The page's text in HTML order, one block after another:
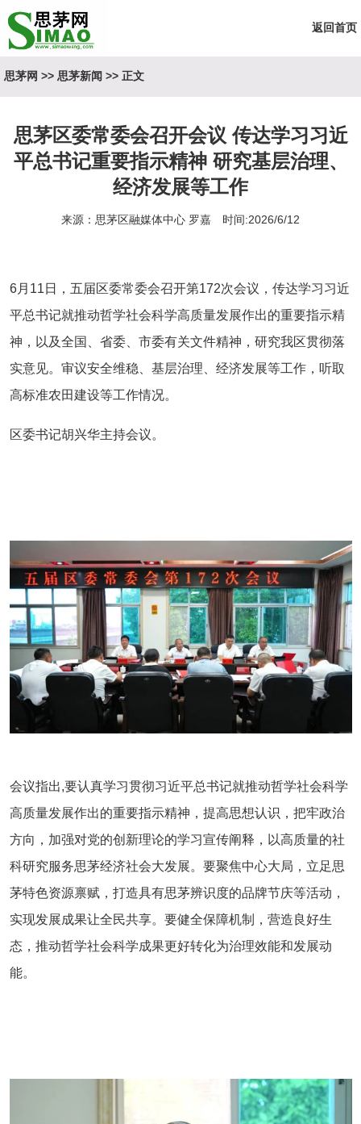
返回首页
思茅网 >> 思茅新闻 >> 正文
思茅区委常委会召开会议 传达学习习近
平总书记重要指示精神 研究基层治理、
经济发展等工作
来源：思茅区融媒体中心 罗嘉 时间:2026/6/12
6月 11 日，五届区委常委会召开第172次会议，传达学习习近
平总书记就推动哲学社会科学高质量发展作出的重要指示精
神，以及全国、省委、市委有关文件精神，研究我区贯彻落
实意见。审议安全维稳、基层治理、经济发展等工作，听取
高标准农田建设等工作情况。
区委书记胡兴华主持会议。
会议指出,要认真学习贯彻习近平总书记就推动哲学社会科学
高质量发展作出的重要指示精神，提高思想认识，把牢政治
方向，加强对党的创新理论的学习宣传阐释，以高质量的社
科研究服务思茅经济社会大发展。要聚焦中心大局，立足思
茅特色资源禀赋，打造具有思茅辨识度的品牌节庆等活动，
实现发展成果让全民共享。要健全保障机制，营造良好生
态，推动哲学社会科学成果更好转化为治理效能和发展动
能。